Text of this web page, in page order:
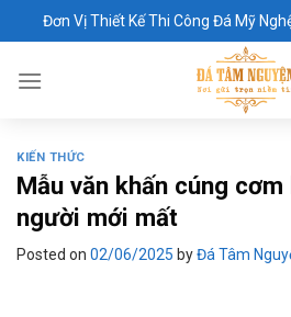
to
Đơn Vị Thiết Kế Thi Công Đá Mỹ
KIẾN THỨC
Mẫu văn khấn cúng
người mới mất
Posted on 02/06/2025 byĐá Tâm